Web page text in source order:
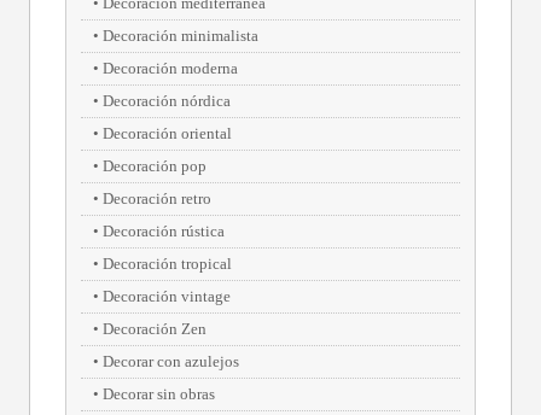
Decoración minimalista
Decoración moderna
Decoración nórdica
Decoración oriental
Decoración pop
Decoración retro
Decoración rústica
Decoración tropical
Decoración vintage
Decoración Zen
Decorar con azulejos
Decorar sin obras